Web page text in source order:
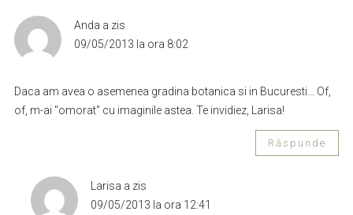
Anda a zis
09/05/2013 la ora 8:02
Daca am avea o asemenea gradina botanica si in Bucuresti… Of,
of, m-ai "omorat" cu imaginile astea. Te invidiez, Larisa!
Răspunde
Larisa a zis
09/05/2013 la ora 12:41